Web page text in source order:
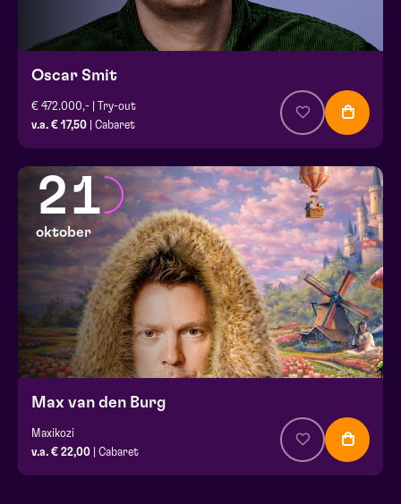
Oscar Smit
€ 472.000,- | Try-out
v.a. € 17,50 | Cabaret
21
oktober
Max van den Burg
Maxikozi
v.a. € 22,00 | Cabaret